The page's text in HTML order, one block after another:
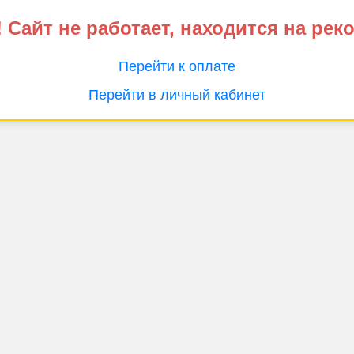
не работает, находится на
Перейти к оплате
Перейти в личный кабинет